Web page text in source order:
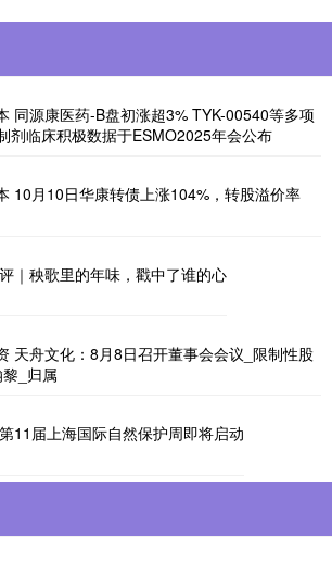
同源康医药-B盘初涨超3% TYK-00540等多项
剂临床积极数据于ESMO2025年会公布
10月10日华康转债上涨104%，转股溢价率
｜秧歌里的年味，戳中了谁的心
天舟文化：8月8日召开董事会会议_限制性股
_归属
11届上海国际自然保护周即将启动